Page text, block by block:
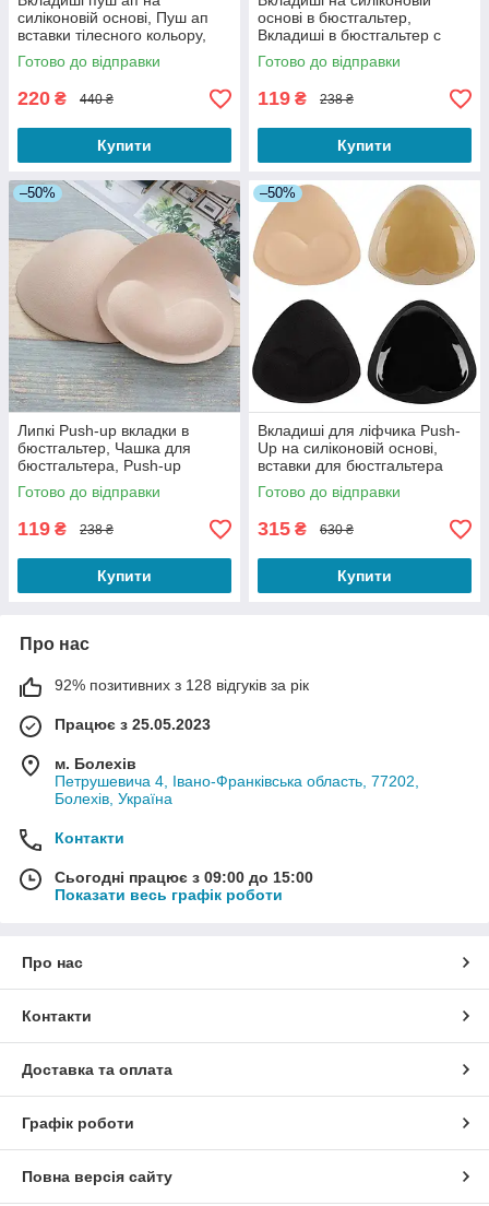
силіконовій основі, Пуш ап
вставки тілесного кольору,
Вкладиші Push up для
купальника
Готово до відправки
220 ₴ 440 ₴
Купити
основі в бюстгальтер,
Вкладиші в бюстгальтер c
пуш-ап на липкій основі
Готово до відправки
119 ₴ 238 ₴
Купити
–50%
Липкі Push-up вкладки в
бюстгальтер, Чашка для
бюстгальтера, Push-up
вкладки бежеві в бюстгальтер
Готово до відправки
119 ₴ 238 ₴
Купити
–50%
Вкладиші для ліфчика Push-
Up на силіконовій основі,
вставки для бюстгальтера
10.5×10.5×1.9 см
Готово до відправки
315 ₴ 630 ₴
Купити
Про нас
92% позитивних з 128 відгуків за рік
Працює з 25.05.2023
м. Болехів
Петрушевича 4, Івано-Франківська область, 77202,
Болехів, Україна
Контакти
Сьогодні працює з 09:00 до 15:00
Показати весь графік роботи
Про нас
Контакти
Доставка та оплата
Графік роботи
Повна версія сайту